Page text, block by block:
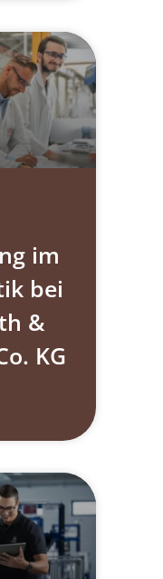
im
bei
&
KG